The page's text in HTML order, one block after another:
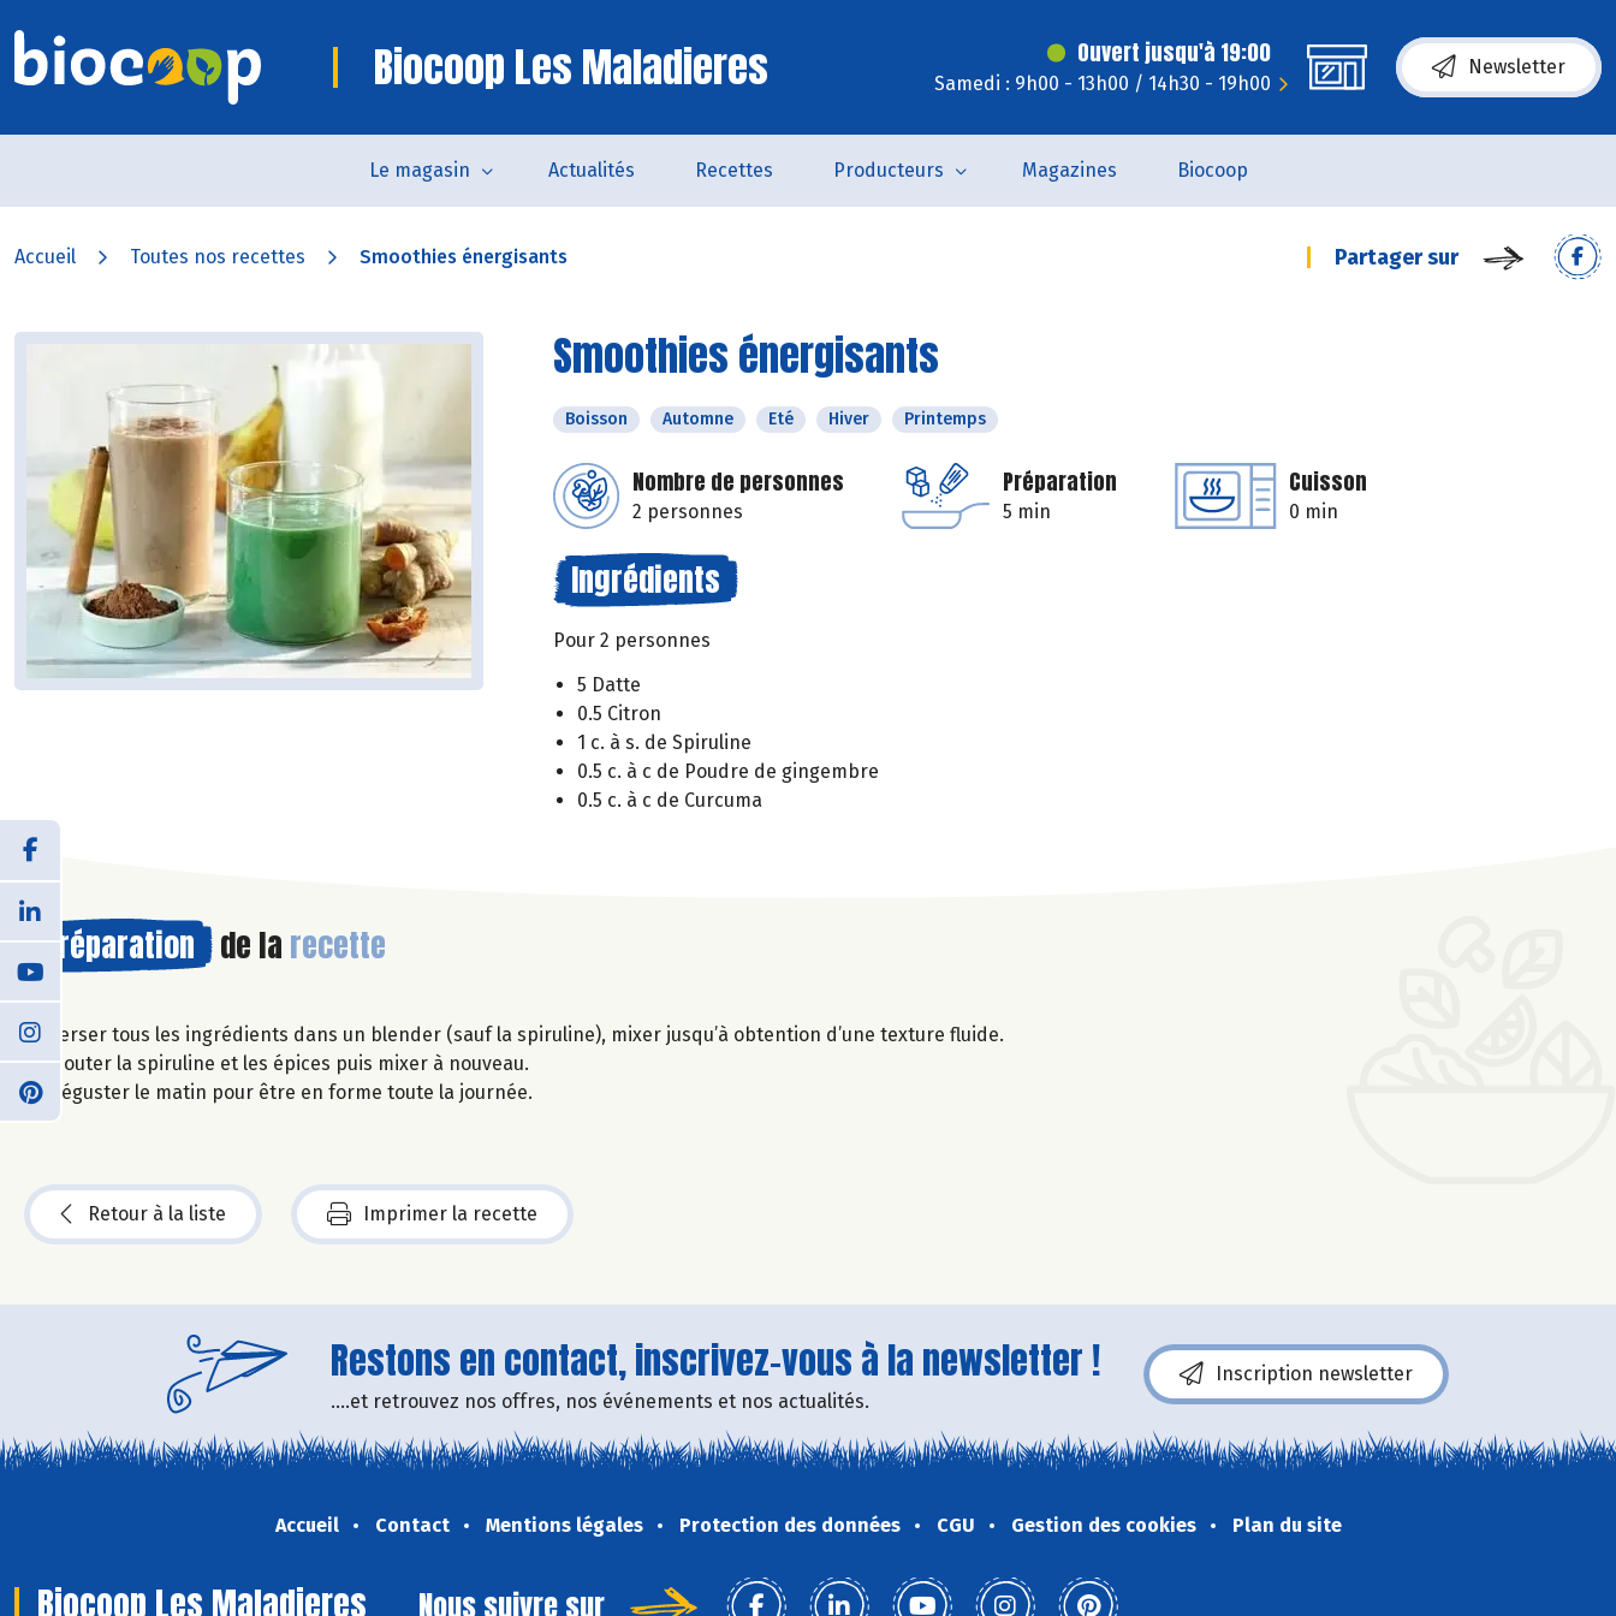
Biocoop Les Maladieres Ouvert jusqu'à 19:00
Samedi : 9h00 - 13h00 / 14h30 - 19h00
Newsletter
Le magasin Actualités Recettes Producteurs Magazines Biocoop
Accueil Toutes nos recettes Smoothies énergisants Partager sur
Smoothies énergisants
Boisson Automne Eté Hiver Printemps
Nombre de personnes
2 personnes
Préparation
5 min
Cuisson
0 min
Ingrédients
Pour 2 personnes
5 Datte
0.5 Citron
1 c. à s. de Spiruline
0.5 c. à c de Poudre de gingembre
0.5 c. à c de Curcuma
Préparation de la recette
Verser tous les ingrédients dans un blender (sauf la spiruline), mixer jusqu’à obtention d’une texture fluide.
Ajouter la spiruline et les épices puis mixer à nouveau.
Déguster le matin pour être en forme toute la journée.
Retour à la liste Imprimer la recette
Restons en contact, inscrivez-vous à la newsletter !
....et retrouvez nos offres, nos événements et nos actualités.
Inscription newsletter
Accueil Contact Mentions légales Protection des données CGU Gestion des cookies Plan du site
Biocoop Les Maladieres Nous suivre sur